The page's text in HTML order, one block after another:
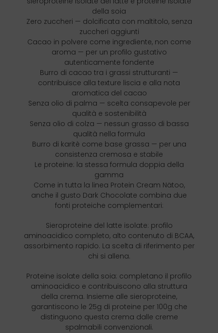
della soia
Zero zuccheri — dolcificata con maltitolo, senza
zuccheri aggiunti
Cacao in polvere come ingrediente, non come
aroma — per un profilo gustativo
autenticamente fondente
Burro di cacao tra i grassi strutturanti —
contribuisce alla texture liscia e alla nota
aromatica del cacao
Senza olio di palma — scelta consapevole per
qualità e sostenibilità
Senza olio di colza — nessun grasso di bassa
qualità nella formula
Burro di karitè come base grassa — per una
consistenza cremosa e stabile
Le proteine: la stessa formula doppia della
gamma
Come in tutta la linea Protein Cream Nätoo,
anche il gusto Dark Chocolate combina due
fonti proteiche complementari:
Sieroproteine del latte isolate: profilo
aminoacidico completo, alto contenuto di BCAA,
assorbimento rapido. La scelta di riferimento per
chi si allena.
Proteine isolate della soia: completano il profilo
aminoacidico e contribuiscono alla struttura
della crema. Insieme alle sieroproteine,
garantiscono le 25g di proteine per 100g che
distinguono questa crema dalle creme
spalmabili convenzionali.